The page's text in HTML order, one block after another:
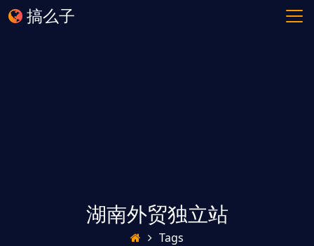
搞么子
湖南外贸独立站
Tags